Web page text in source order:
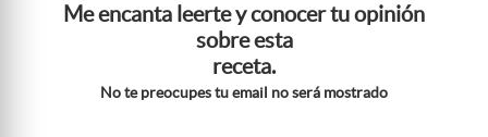
Me encanta leerte y conocer tu opinión
sobre esta
receta.
No te preocupes tu email no será mostrado